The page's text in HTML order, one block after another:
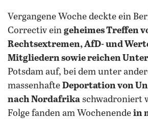
Vergangene Woche deckte ein
Correctiv ein geheimes Treffen
Rechtsextremen, AfD- und
Mitgliedern sowie reichen
Potsdam auf, bei dem unter
massenhafte Deportation von
nach Nordafrika schwadroniert
Folge fanden am Wochenende in